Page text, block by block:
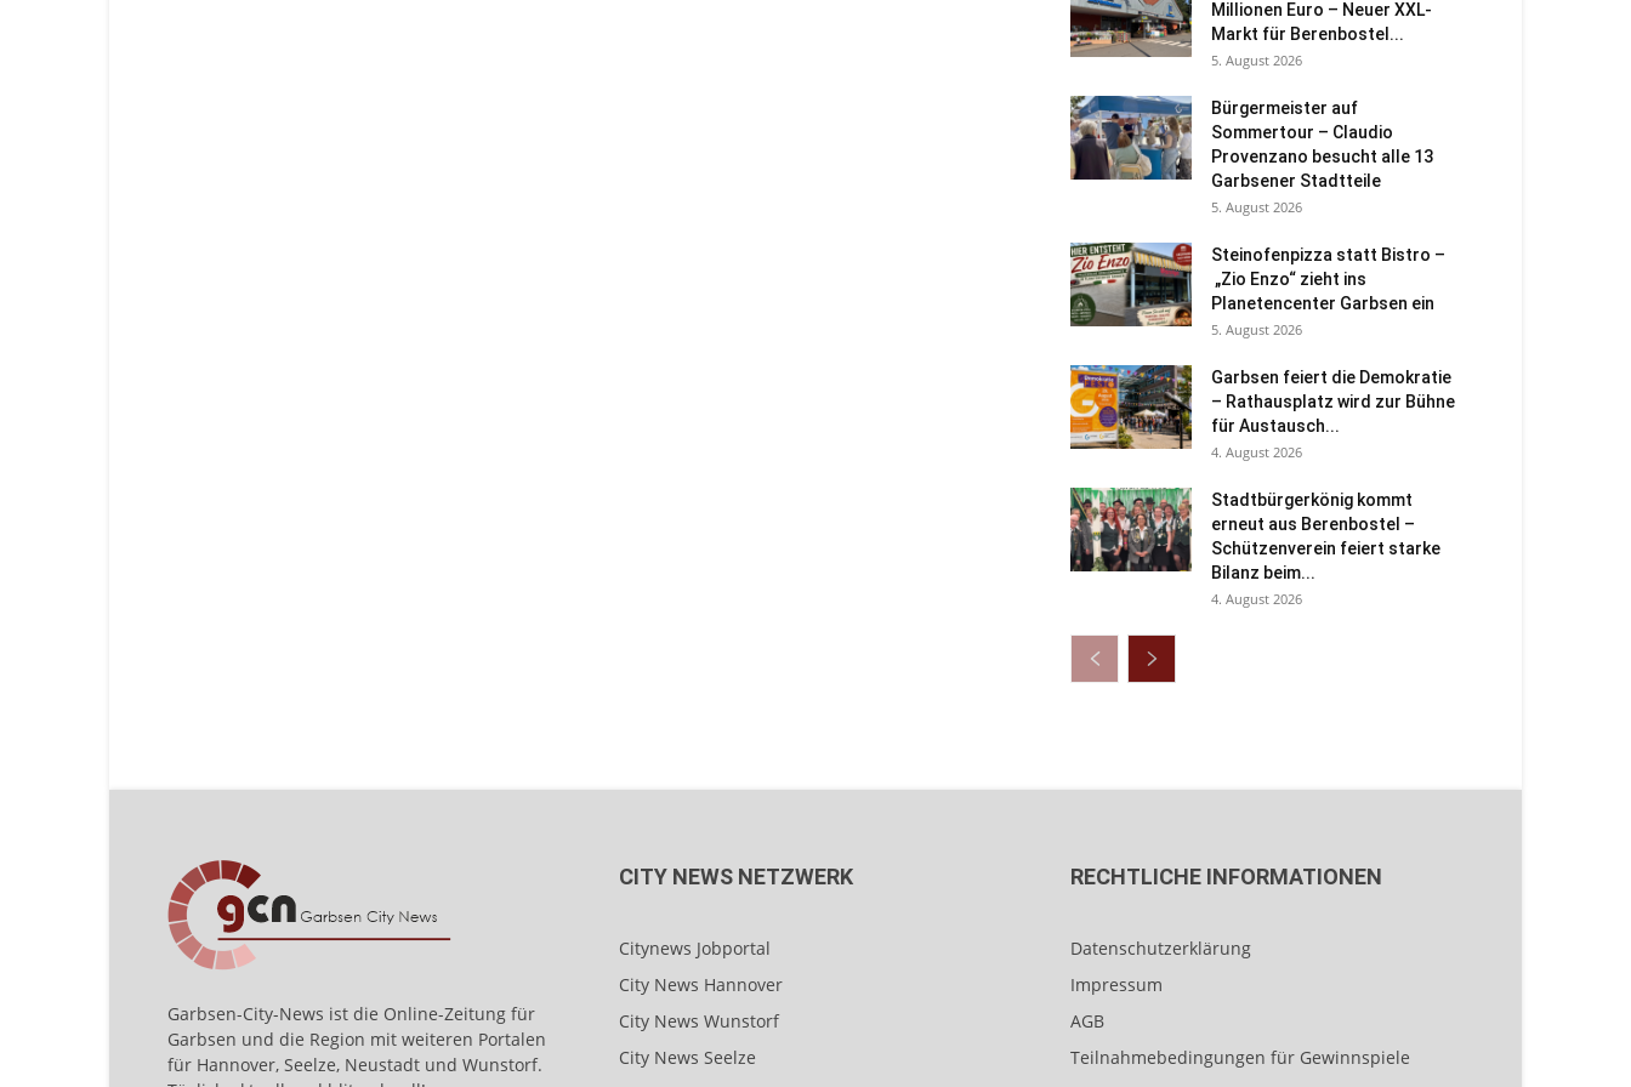
Millionen Euro – Neuer XXL-
Markt für Berenbostel...
5. August 2026
Bürgermeister auf
Sommertour – Claudio
Provenzano besucht alle 13
Garbsener Stadtteile
5. August 2026
Steinofenpizza statt Bistro –
„Zio Enzo“ zieht ins
Planetencenter Garbsen ein
5. August 2026
Garbsen feiert die Demokratie
– Rathausplatz wird zur Bühne
für Austausch...
4. August 2026
Stadtbürgerkönig kommt
erneut aus Berenbostel –
Schützenverein feiert starke
Bilanz beim...
4. August 2026
Garbsen-City-News ist die Online-Zeitung für
Garbsen und die Region mit weiteren Portalen
für Hannover, Seelze, Neustadt und Wunstorf.
CITY NEWS NETZWERK
Citynews Jobportal
City News Hannover
City News Wunstorf
City News Seelze
RECHTLICHE INFORMATIONEN
Datenschutzerklärung
Impressum
AGB
Teilnahmebedingungen für Gewinnspiele